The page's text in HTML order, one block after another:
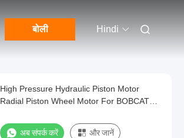
बोली Hindi
High Pressure Hydraulic Piston Motor
Radial Piston Wheel Motor For BOBCAT
अब संपर्क करें और जानें